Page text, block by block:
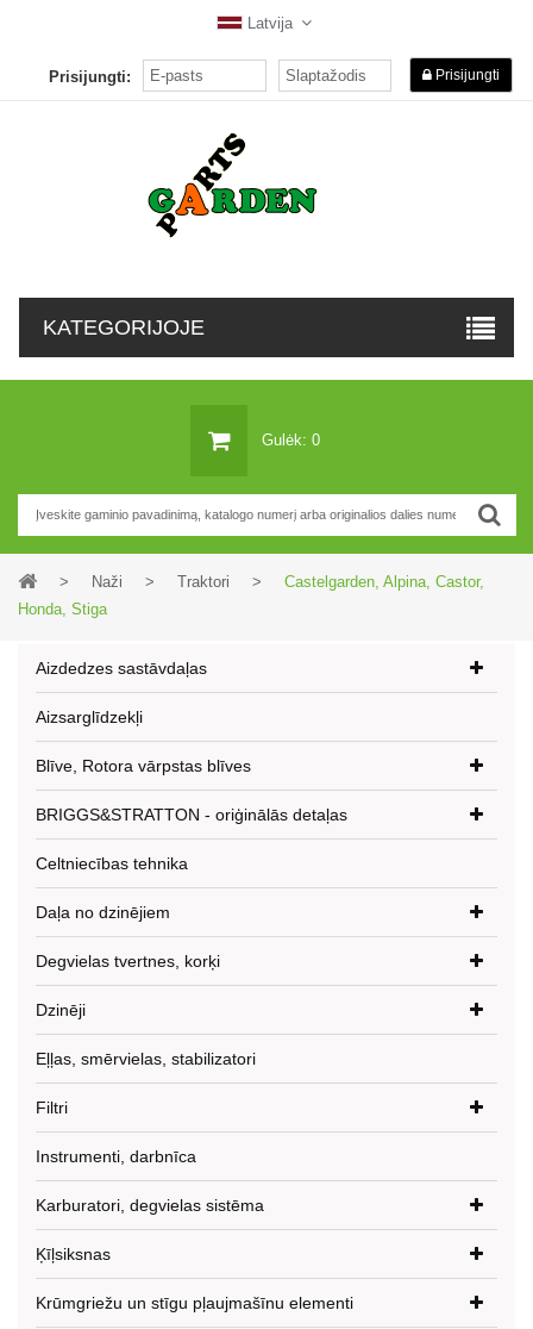
Latvija
Prisijungti: Prisijungti
KATEGORIJOJE
Gulėk: 0
> Naži > Traktori >
Castelgarden, Alpina, Castor,
Honda, Stiga
Aizdedzes sastāvdaļas
Aizsarglīdzekļi
Blīve, Rotora vārpstas blīves
BRIGGS&STRATTON - oriģinālās detaļas
Celtniecības tehnika
Daļa no dzinējiem
Degvielas tvertnes, korķi
Dzinēji
Eļļas, smērvielas, stabilizatori
Filtri
Instrumenti, darbnīca
Karburatori, degvielas sistēma
Ķīļsiksnas
Krūmgriežu un stīgu pļaujmašīnu elementi